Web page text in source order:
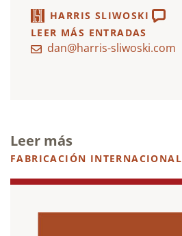
HARRIS SLIWOSKI
LEER MÁS ENTRADAS
dan@harris-sliwoski.com
Leer más
FABRICACIÓN INTERNACIONAL